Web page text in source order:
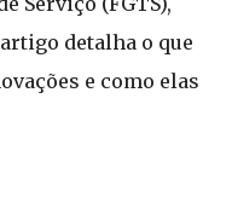
detalha o que
e como elas